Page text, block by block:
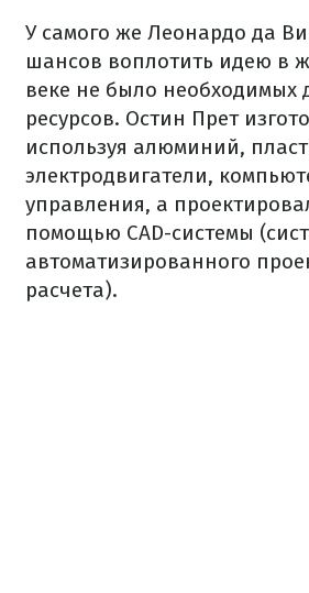
У самого же Леонардо да
шансов воплотить идею в
веке не было необходимых
ресурсов. Остин Прет
используя алюминий,
электродвигатели,
управления, а
помощью CAD-системы
автоматизированного
расчета).